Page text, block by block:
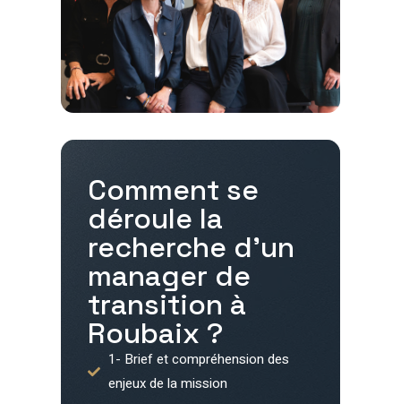
Comment se
déroule la
recherche d'un
manager de
transition à
Roubaix ?
1- Brief et compréhension des
enjeux de la mission